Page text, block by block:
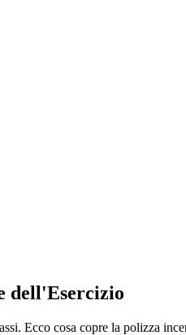
dell'Esercizio
Ecco cosa copre la polizza